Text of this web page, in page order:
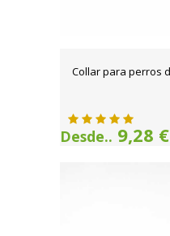
Collar para perros
Desde.. 9,28 €